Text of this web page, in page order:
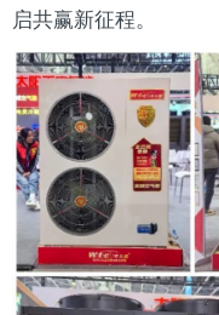
启共赢新征程。